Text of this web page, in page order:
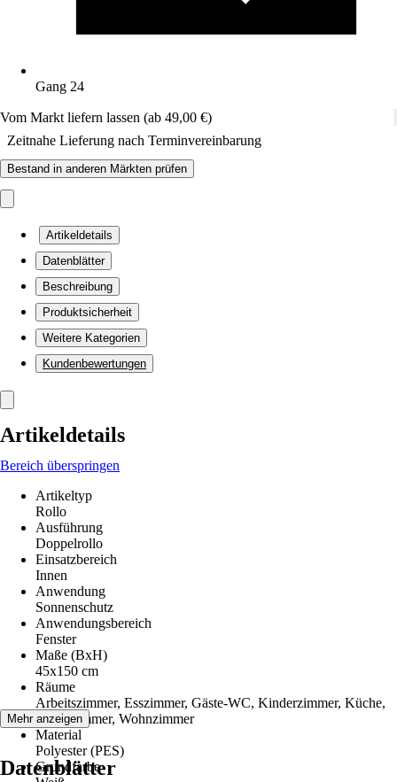
Gang 24
Vom Markt liefern lassen (ab 49,00 €)
Zeitnahe Lieferung nach Terminvereinbarung
Bestand in anderen Märkten prüfen
Artikeldetails
Datenblätter
Beschreibung
Produktsicherheit
Weitere Kategorien
Kundenbewertungen
Artikeldetails
Bereich überspringen
Artikeltyp
Rollo
Ausführung
Doppelrollo
Einsatzbereich
Innen
Anwendung
Sonnenschutz
Anwendungsbereich
Fenster
Maße (BxH)
45x150 cm
Räume
Arbeitszimmer, Esszimmer, Gäste-WC, Kinderzimmer, Küche,
Schlafzimmer, Wohnzimmer
Material
Polyester (PES)
Grundfarbe
Mehr anzeigen
Datenblätter